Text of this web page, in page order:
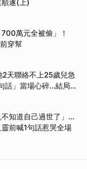
遂(上)
700萬元全被偷」！
穿幫
天聯絡不上25歲兒急
」當場心碎...結局看
知道自己過世了」...
前喊1句話惹哭全場